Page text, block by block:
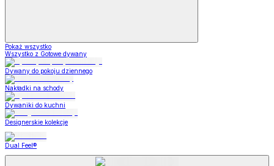
Pokaż wszystko
Wszystko z Gotowe dywany
Dywany do pokoju dziennego
Nakładki na schody
Dywaniki do kuchni
Designerskie kolekcje
Dual Feel®